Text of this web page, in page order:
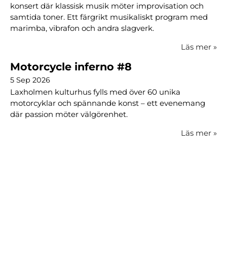
konsert där klassisk musik möter improvisation och
samtida toner. Ett färgrikt musikaliskt program med
marimba, vibrafon och andra slagverk.
Läs mer »
Motorcycle inferno #8
5 Sep 2026
Laxholmen kulturhus fylls med över 60 unika
motorcyklar och spännande konst – ett evenemang
där passion möter välgörenhet.
Läs mer »